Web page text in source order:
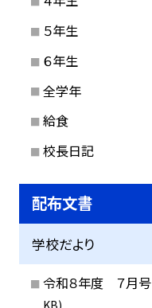
５年生
６年生
全学年
給食
校長日記
配布文書
学校だより
令和８年度 ７月号